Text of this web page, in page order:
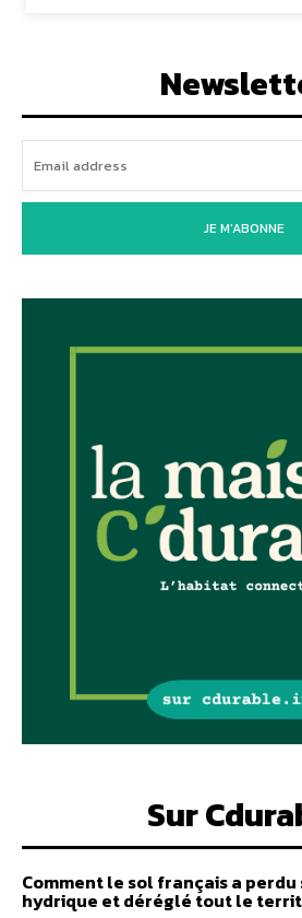
JE M'ABONNE
Sur
Comment le sol français a perdu
hydrique et déréglé tout le